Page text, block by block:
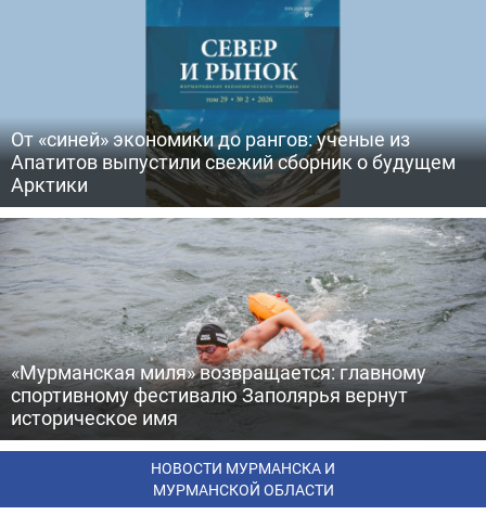
От «синей» экономики до рангов: ученые из
Апатитов выпустили свежий сборник о будущем
Арктики
«Мурманская миля» возвращается: главному
спортивному фестивалю Заполярья вернут
историческое имя
НОВОСТИ МУРМАНСКА И
МУРМАНСКОЙ ОБЛАСТИ